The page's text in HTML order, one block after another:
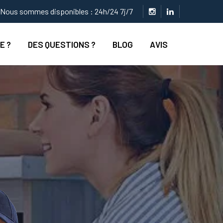
Nous sommes disponibles : 24h/24 7j/7
? DES QUESTIONS ? BLOG AVIS